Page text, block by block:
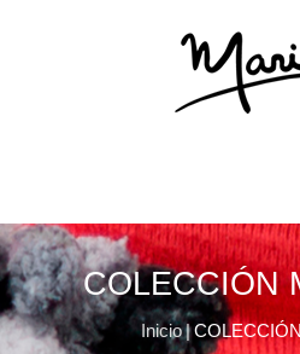
COLECCIÓN
Inicio |